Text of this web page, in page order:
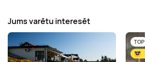
Jums varētu interesēt
TOP